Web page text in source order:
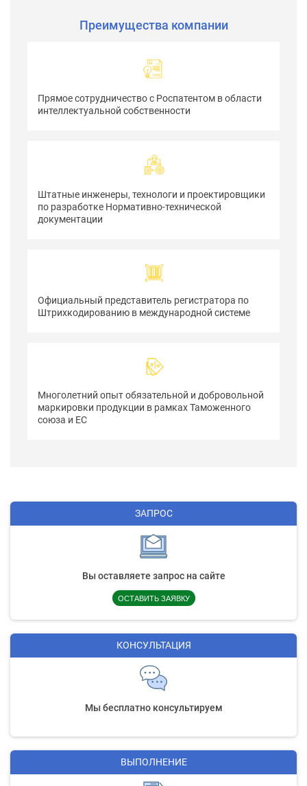
Преимущества компании
Прямое сотрудничество с Роспатентом в облаcти
интеллектуальной собственности
Штатные инженеры, технологи и проектировщики
по разработке Нормативно-технической
документации
Официальный представитель регистратора по
Штрихкодированию в международной системе
Многолетний опыт обязательной и добровольной
маркировки продукции в рамках Таможенного
союза и ЕС
ЗАПРОС
Вы оставляете запрос на сайте
ОСТАВИТЬ ЗАЯВКУ
КОНСУЛЬТАЦИЯ
Мы бесплатно консультируем
ВЫПОЛНЕНИЕ